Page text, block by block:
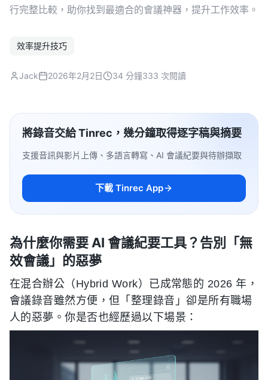
行完整比較，助你找到最適合的會議神器，提升工作效率。
效率提升技巧
Jack 2026年2月2日 34 分鐘333 次閱讀
將錄音交給 Tinrec，幾分鐘取得逐字稿與摘要
支援音訊與影片上傳、多語言轉寫、AI 會議紀要與待辦擷取
下載 Tinrec App
為什麼你需要 AI 會議紀要工具？告別「無
效會議」的惡夢
在混合辦公（Hybrid Work）已成常態的 2026 年，
會議錄音雖然方便，但「整理錄音」卻是所有職場
人的惡夢。你是否也經歷過以下場景：